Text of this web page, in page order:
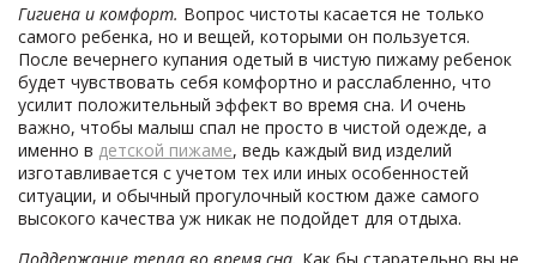
Гигиена и комфорт. Вопрос чистоты касается не только
самого ребенка, но и вещей, которыми он пользуется.
После вечернего купания одетый в чистую пижаму ребенок
будет чувствовать себя комфортно и расслабленно, что
усилит положительный эффект во время сна. И очень
важно, чтобы малыш спал не просто в чистой одежде, а
именно в детской пижаме, ведь каждый вид изделий
изготавливается с учетом тех или иных особенностей
ситуации, и обычный прогулочный костюм даже самого
высокого качества уж никак не подойдет для отдыха.